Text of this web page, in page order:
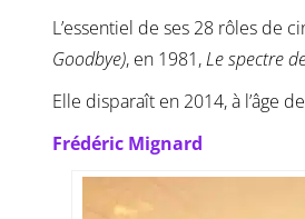
L’essentiel de ses 28 rôles de
Goodbye), en 1981,Le spectre
Elle disparaît en 2014, à l’âge
Frédéric Mignard